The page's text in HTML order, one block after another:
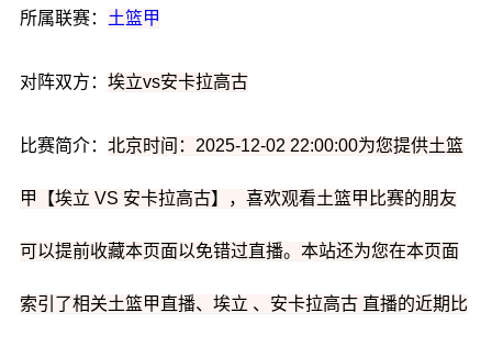
所属联赛： 土篮甲
对阵双方： 埃立vs安卡拉高古
比赛简介： 北京时间：2025-12-02 22:00:00为您提供土篮
甲【埃立 VS 安卡拉高古】，喜欢观看土篮甲比赛的朋友
可以提前收藏本页面以免错过直播。本站还为您在本页面
索引了相关土篮甲直播、埃立 、安卡拉高古 直播的近期比